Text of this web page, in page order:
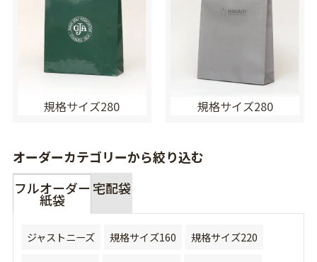
規格サイズ280 規格サイズ280
オーダーカテゴリーから絞り込む
フルオーダー
紙袋
宅配袋
ジャストニーズ 規格サイズ160
規格サイズ220